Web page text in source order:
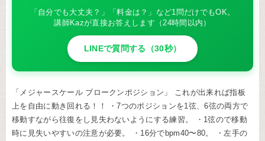
「自分でも大丈夫？」「料金は？」など1問だけでもOK。
講師Kazが直接お答えします（24時間以内）
LINEで質問する（30秒）
「メジャースケール ブロークンポジション」 これが出来れば指板
上を自由に動き回れる！！ ・7つのポジションを1弦、6弦の両方で
移動すながら往復をし見失わないようにする練習。 ・1弦ので移動
時に見失いやすいの注意が必要。 ・16分でbpm40〜80。 ・左手の